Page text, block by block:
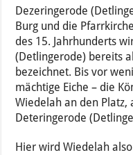
Dezeringerode
Burg und die
des 15. Jahrhunderts
(Detlingerode) bereits
bezeichnet. Bis vor
mächtige Eiche – die
Wiedelah an den Platz,
Deteringerode
Hier wird Wiedelah